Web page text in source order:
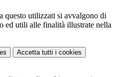
questo utilizzati si avvalgono di
ed utili alle finalità illustrate nella
Accetta tutti i cookies